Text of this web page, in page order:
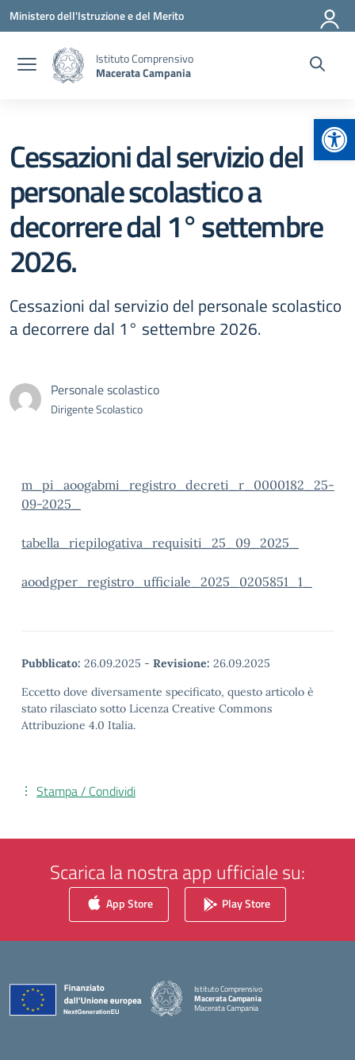
Vai ai contenuti
Vai al menu di navigazione
Vai al footer
Ministero dell'Istruzione e del Merito
Istituto Comprensivo
Macerata Campania
Cessazioni dal servizio del
personale scolastico a
decorrere dal 1° settembre
2026.
Cessazioni dal servizio del personale scolastico
a decorrere dal 1° settembre 2026.
Personale scolastico
Dirigente Scolastico
m_pi_aoogabmi_registro_decreti_r_0000182_25-
09-2025_
tabella_riepilogativa_requisiti_25_09_2025_
aoodgper_registro_ufficiale_2025_0205851_1_
Pubblicato: 26.09.2025 - Revisione: 26.09.2025
Eccetto dove diversamente specificato, questo articolo è
stato rilasciato sotto Licenza Creative Commons
Attribuzione 4.0 Italia.
Stampa / Condividi
Scarica la nostra app ufficiale su:
App Store Play Store
Istituto Comprensivo
Macerata Campania
Macerata Campania
— Visita la pagina iniziale della scuola